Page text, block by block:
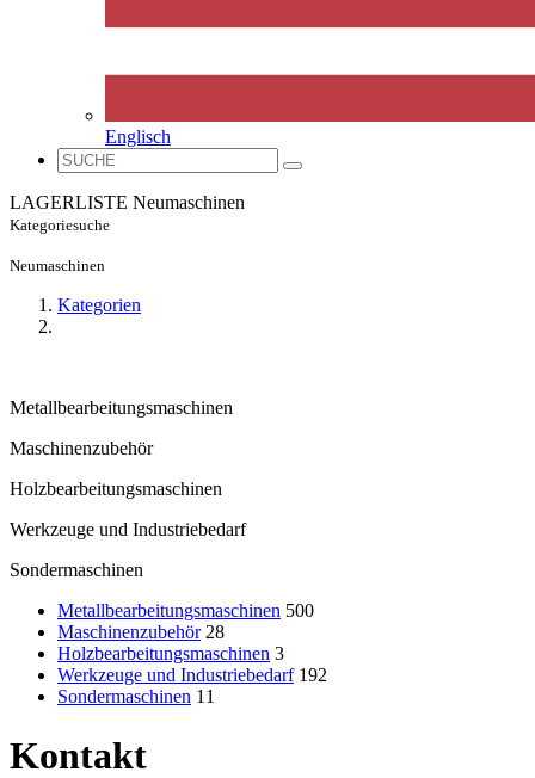
Englisch
LAGERLISTE Neumaschinen
Kategoriesuche
Neumaschinen
Kategorien
Metallbearbeitungsmaschinen
Maschinenzubehör
Holzbearbeitungsmaschinen
Werkzeuge und Industriebedarf
Sondermaschinen
Metallbearbeitungsmaschinen 500
Maschinenzubehör 28
Holzbearbeitungsmaschinen 3
Werkzeuge und Industriebedarf 192
Sondermaschinen 11
Kontakt